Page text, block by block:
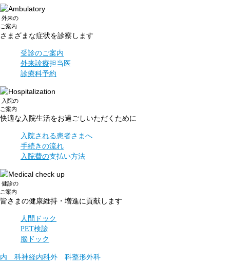
外来の
ご案内
さまざまな症状を診察します
受診のご案内
外来診療担当医
診療科予約
入院の
ご案内
快適な入院生活をお過ごしいただくために
入院される患者さまへ
手続きの流れ
入院費の支払い方法
健診の
ご案内
皆さまの健康維持・ 増進に貢献します
人間ドック
PET検診
脳ドック
内 科神経内科外 科整形外科